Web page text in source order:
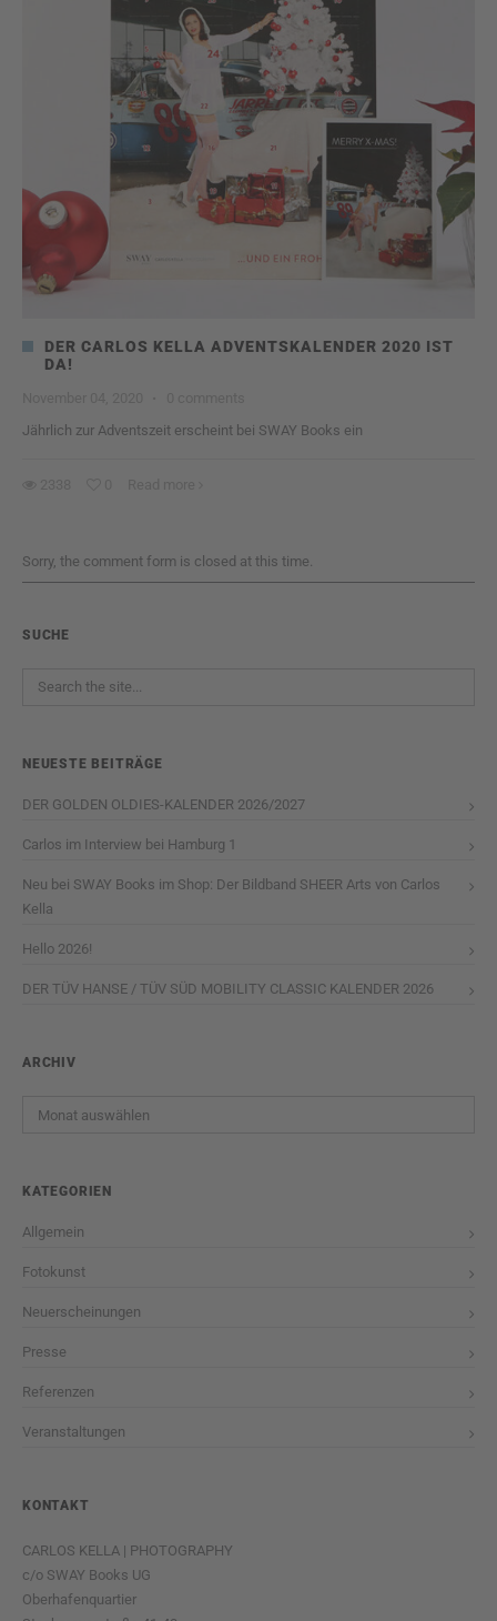
DER CARLOS KELLA ADVENTSKALENDER 2020 IST
DA!
Jährlich zur Adventszeit erscheint bei SWAY Books ein
Sorry, the comment form is closed at this time.
SUCHE
NEUESTE BEITRÄGE
DER GOLDEN OLDIES-KALENDER 2026/2027
Carlos im Interview bei Hamburg 1
Neu bei SWAY Books im Shop: Der Bildband SHEER Arts von Carlos
Kella
Hello 2026!
DER TÜV HANSE / TÜV SÜD MOBILITY CLASSIC KALENDER 2026
ARCHIV
Archiv
KATEGORIEN
Allgemein
Fotokunst
Neuerscheinungen
Presse
Referenzen
Veranstaltungen
KONTAKT
CARLOS KELLA | PHOTOGRAPHY
c/o SWAY Books UG
Oberhafenquartier